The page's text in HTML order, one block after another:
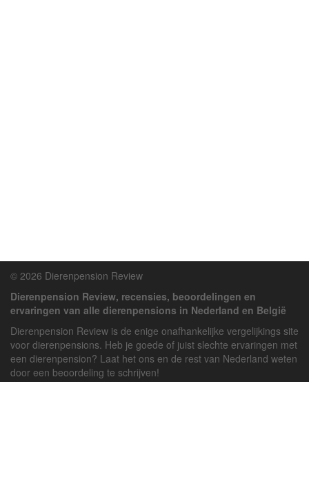
© 2026 Dierenpension Review
Dierenpension Review, recensies, beoordelingen en
ervaringen van alle dierenpensions in Nederland en België
Dierenpension Review is de enige onafhankelijke vergelijkings site
voor dierenpensions. Heb je goede of juist slechte ervaringen met
een dierenpension? Laat het ons en de rest van Nederland weten
door een beoordeling te schrijven!